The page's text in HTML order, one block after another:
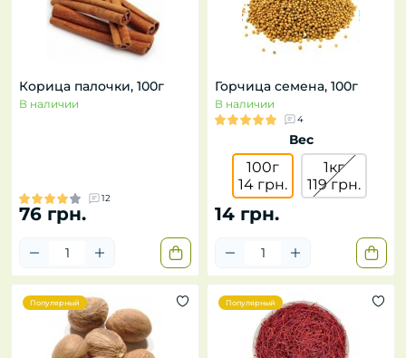
Корица палочки, 100г
В наличии
12
76 грн.
Горчица семена, 100г
В наличии
4
Вес
100г
14 грн.
1кг
119 грн.
14 грн.
Популярный Популярный